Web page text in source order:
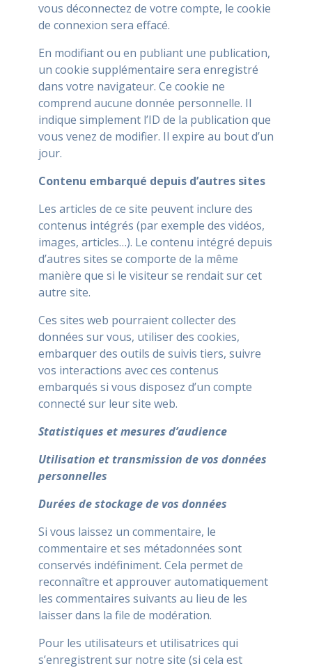
vous déconnectez de votre compte, le cookie
de connexion sera effacé.
En modifiant ou en publiant une publication,
un cookie supplémentaire sera enregistré
dans votre navigateur. Ce cookie ne
comprend aucune donnée personnelle. Il
indique simplement l’ID de la publication que
vous venez de modifier. Il expire au bout d’un
jour.
Contenu embarqué depuis d’autres sites
Les articles de ce site peuvent inclure des
contenus intégrés (par exemple des vidéos,
images, articles…). Le contenu intégré depuis
d’autres sites se comporte de la même
manière que si le visiteur se rendait sur cet
autre site.
Ces sites web pourraient collecter des
données sur vous, utiliser des cookies,
embarquer des outils de suivis tiers, suivre
vos interactions avec ces contenus
embarqués si vous disposez d’un compte
connecté sur leur site web.
Statistiques et mesures d’audience
Utilisation et transmission de vos données
personnelles
Durées de stockage de vos données
Si vous laissez un commentaire, le
commentaire et ses métadonnées sont
conservés indéfiniment. Cela permet de
reconnaître et approuver automatiquement
les commentaires suivants au lieu de les
laisser dans la file de modération.
Pour les utilisateurs et utilisatrices qui
s’enregistrent sur notre site (si cela est